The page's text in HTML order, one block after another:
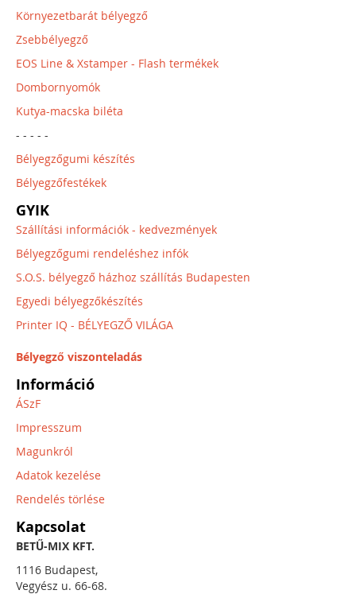
Környezetbarát bélyegző
Zsebbélyegző
EOS Line & Xstamper - Flash termékek
Dombornyomók
Kutya-macska biléta
- - - - -
Bélyegzőgumi készítés
Bélyegzőfestékek
GYIK
Szállítási információk - kedvezmények
Bélyegzőgumi rendeléshez infók
S.O.S. bélyegző házhoz szállítás Budapesten
Egyedi bélyegzőkészítés
Printer IQ - BÉLYEGZŐ VILÁGA
Bélyegző viszonteladás
Információ
ÁSzF
Impresszum
Magunkról
Adatok kezelése
Rendelés törlése
Kapcsolat
BETŰ-MIX KFT.
1116 Budapest,
Vegyész u. 66-68.